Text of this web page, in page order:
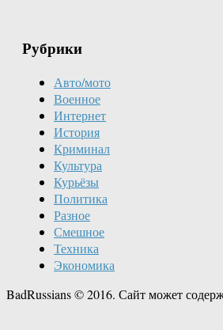
Рубрики
Авто/мото
Военное
Интернет
История
Криминал
Культура
Курьёзы
Политика
Разное
Смешное
Техника
Экономика
BadRussians © 2016. Сайт может